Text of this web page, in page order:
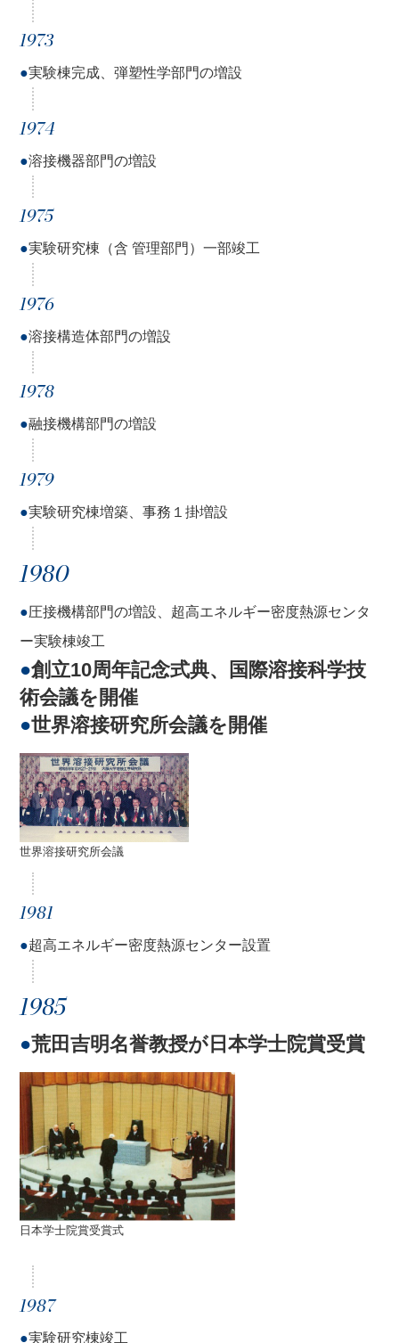
1973
●実験棟完成、弾塑性学部門の増設
1974
●溶接機器部門の増設
1975
●実験研究棟（含 管理部門）一部竣工
1976
●溶接構造体部門の増設
1978
●融接機構部門の増設
1979
●実験研究棟増築、事務１掛増設
1980
●圧接機構部門の増設、超高エネルギー密度熱源センタ
ー実験棟竣工
●創立10周年記念式典、国際溶接科学技
術会議を開催
●世界溶接研究所会議を開催
世界溶接研究所会議
1981
●超高エネルギー密度熱源センター設置
1985
●荒田吉明名誉教授が日本学士院賞受賞
日本学士院賞受賞式
1987
●実験研究棟竣工